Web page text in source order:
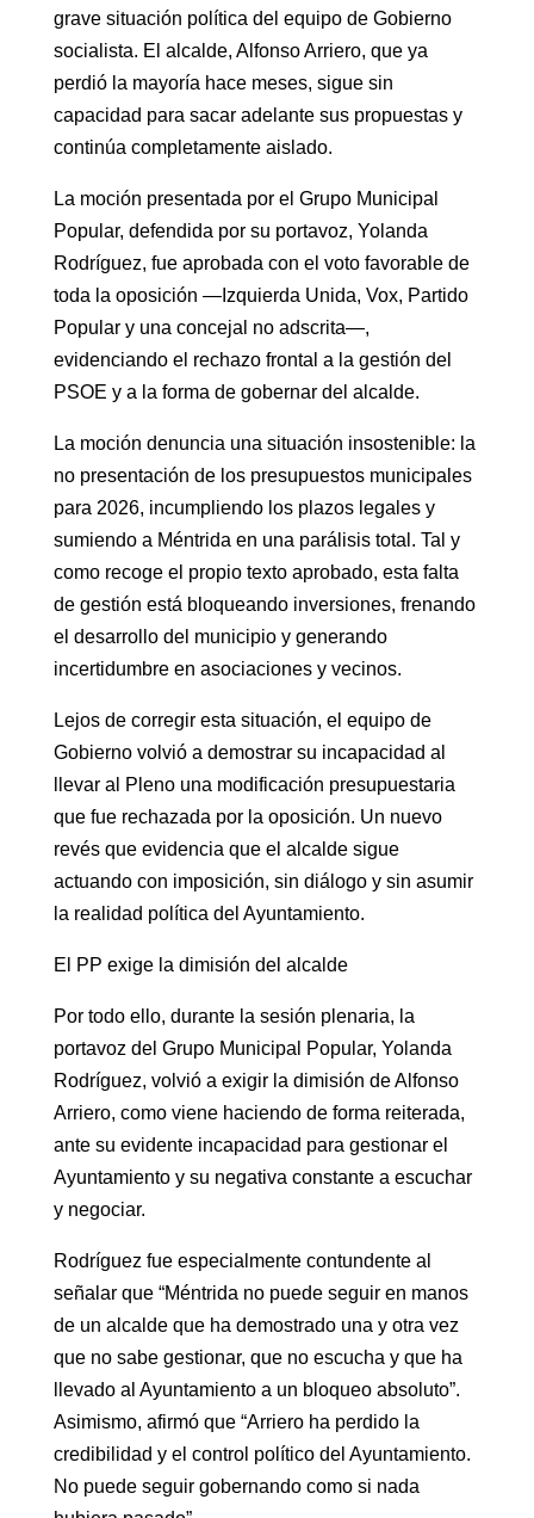
grave situación política del equipo de Gobierno
socialista. El alcalde, Alfonso Arriero, que ya
perdió la mayoría hace meses, sigue sin
capacidad para sacar adelante sus propuestas y
continúa completamente aislado.
La moción presentada por el Grupo Municipal
Popular, defendida por su portavoz, Yolanda
Rodríguez, fue aprobada con el voto favorable de
toda la oposición —Izquierda Unida, Vox, Partido
Popular y una concejal no adscrita—,
evidenciando el rechazo frontal a la gestión del
PSOE y a la forma de gobernar del alcalde.
La moción denuncia una situación insostenible: la
no presentación de los presupuestos municipales
para 2026, incumpliendo los plazos legales y
sumiendo a Méntrida en una parálisis total. Tal y
como recoge el propio texto aprobado, esta falta
de gestión está bloqueando inversiones, frenando
el desarrollo del municipio y generando
incertidumbre en asociaciones y vecinos.
Lejos de corregir esta situación, el equipo de
Gobierno volvió a demostrar su incapacidad al
llevar al Pleno una modificación presupuestaria
que fue rechazada por la oposición. Un nuevo
revés que evidencia que el alcalde sigue
actuando con imposición, sin diálogo y sin asumir
la realidad política del Ayuntamiento.
El PP exige la dimisión del alcalde
Por todo ello, durante la sesión plenaria, la
portavoz del Grupo Municipal Popular, Yolanda
Rodríguez, volvió a exigir la dimisión de Alfonso
Arriero, como viene haciendo de forma reiterada,
ante su evidente incapacidad para gestionar el
Ayuntamiento y su negativa constante a escuchar
y negociar.
Rodríguez fue especialmente contundente al
señalar que “Méntrida no puede seguir en manos
de un alcalde que ha demostrado una y otra vez
que no sabe gestionar, que no escucha y que ha
llevado al Ayuntamiento a un bloqueo absoluto”.
Asimismo, afirmó que “Arriero ha perdido la
credibilidad y el control político del Ayuntamiento.
No puede seguir gobernando como si nada